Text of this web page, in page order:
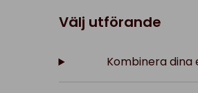
Välj utförande
Kombinera dina